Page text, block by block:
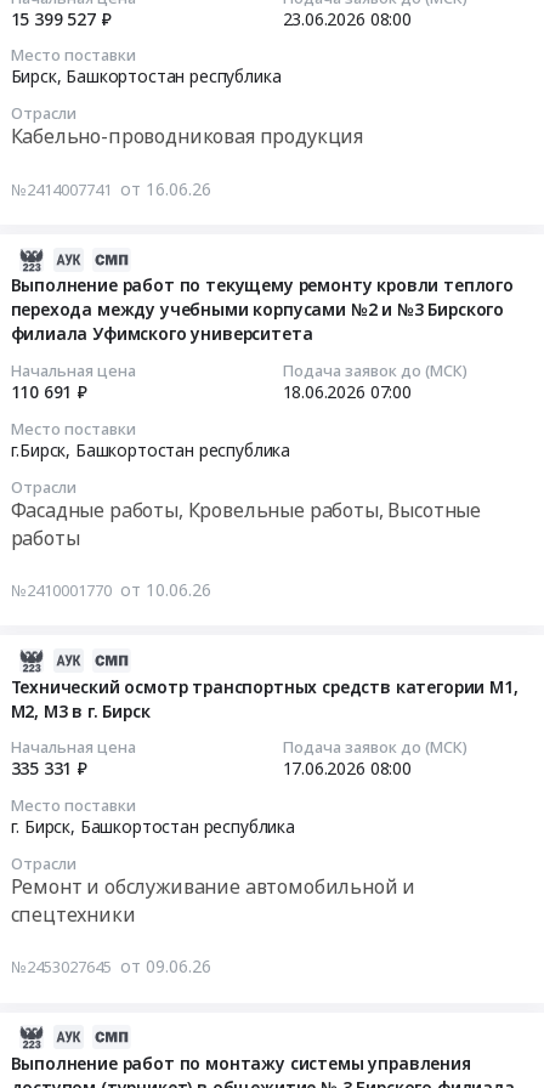
15 399 527 ₽ 23.06.2026 08:00
Место поставки
Бирск, Башкортостан республика
Отрасли
Кабельно-проводниковая продукция
№2414007741 от 16.06.26
Выполнение работ по текущему ремонту кровли теплого
перехода между учебными корпусами №2 и №3 Бирского
филиала Уфимского университета
Начальная цена
110 691 ₽
Подача заявок до (МСК)
18.06.2026 07:00
Место поставки
г.Бирск, Башкортостан республика
Отрасли
Фасадные работы, Кровельные работы, Высотные
работы
№2410001770 от 10.06.26
Технический осмотр транспортных средств категории М1,
М2, М3 в г. Бирск
Начальная цена
335 331 ₽
Подача заявок до (МСК)
17.06.2026 08:00
Место поставки
г. Бирск, Башкортостан республика
Отрасли
Ремонт и обслуживание автомобильной и
спецтехники
№2453027645 от 09.06.26
Выполнение работ по монтажу системы управления